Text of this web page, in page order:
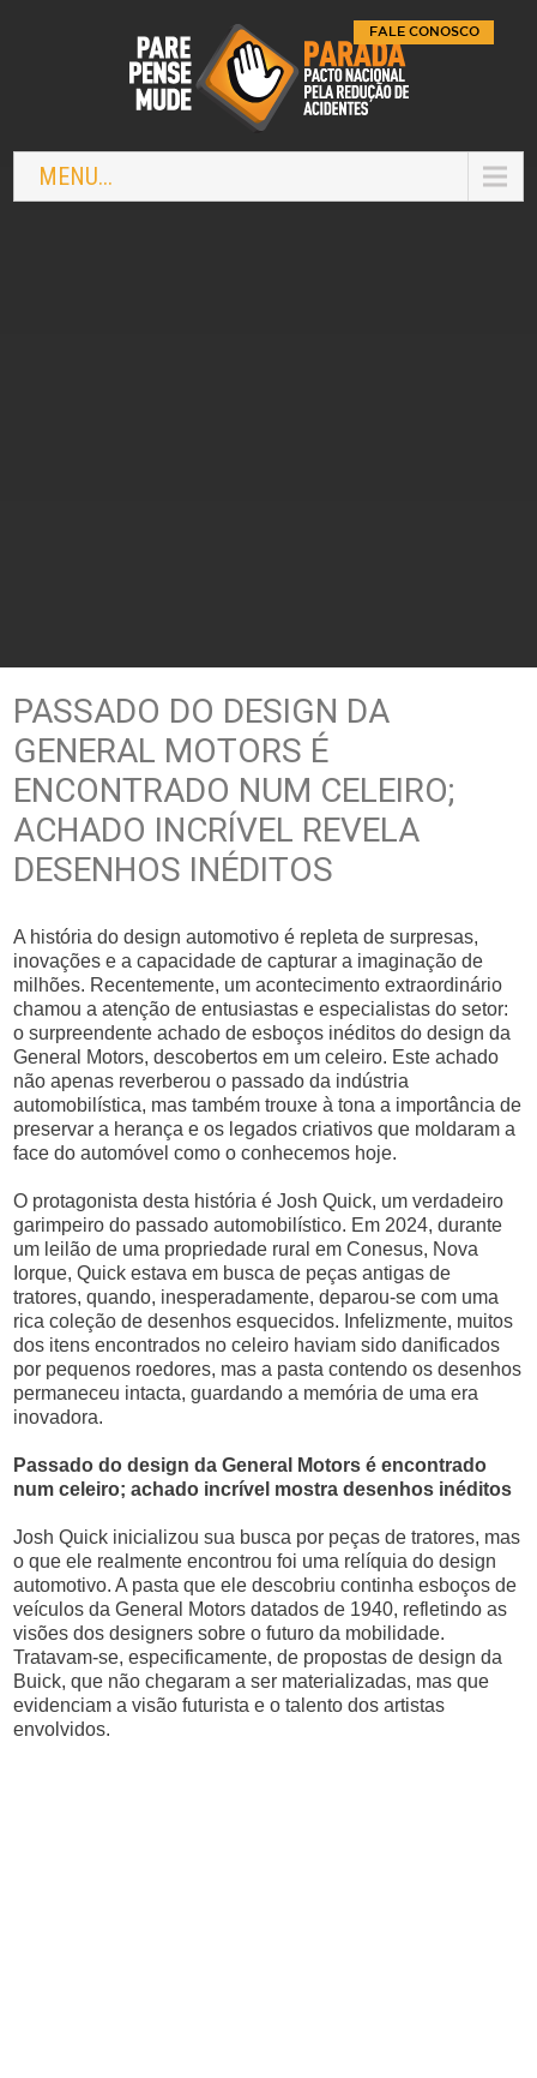
MENU...
FALE CONOSCO
PASSADO DO DESIGN DA
GENERAL MOTORS É
ENCONTRADO NUM CELEIRO;
ACHADO INCRÍVEL REVELA
DESENHOS INÉDITOS
A história do design automotivo é repleta de surpresas,
inovações e a capacidade de capturar a imaginação de
milhões. Recentemente, um acontecimento extraordinário
chamou a atenção de entusiastas e especialistas do setor:
o surpreendente achado de esboços inéditos do design da
General Motors, descobertos em um celeiro. Este achado
não apenas reverberou o passado da indústria
automobilística, mas também trouxe à tona a importância de
preservar a herança e os legados criativos que moldaram a
face do automóvel como o conhecemos hoje.
O protagonista desta história é Josh Quick, um verdadeiro
garimpeiro do passado automobilístico. Em 2024, durante
um leilão de uma propriedade rural em Conesus, Nova
Iorque, Quick estava em busca de peças antigas de
tratores, quando, inesperadamente, deparou-se com uma
rica coleção de desenhos esquecidos. Infelizmente, muitos
dos itens encontrados no celeiro haviam sido danificados
por pequenos roedores, mas a pasta contendo os desenhos
permaneceu intacta, guardando a memória de uma era
inovadora.
Passado do design da General Motors é encontrado
num celeiro; achado incrível mostra desenhos inéditos
Josh Quick inicializou sua busca por peças de tratores, mas
o que ele realmente encontrou foi uma relíquia do design
automotivo. A pasta que ele descobriu continha esboços de
veículos da General Motors datados de 1940, refletindo as
visões dos designers sobre o futuro da mobilidade.
Tratavam-se, especificamente, de propostas de design da
Buick, que não chegaram a ser materializadas, mas que
evidenciam a visão futurista e o talento dos artistas
envolvidos.